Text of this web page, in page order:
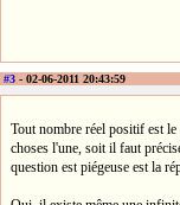
#3 - 02-06-2011 20:43:59
Tout nombre réel positif est le
choses l'une, soit il faut
question est piégeuse est la